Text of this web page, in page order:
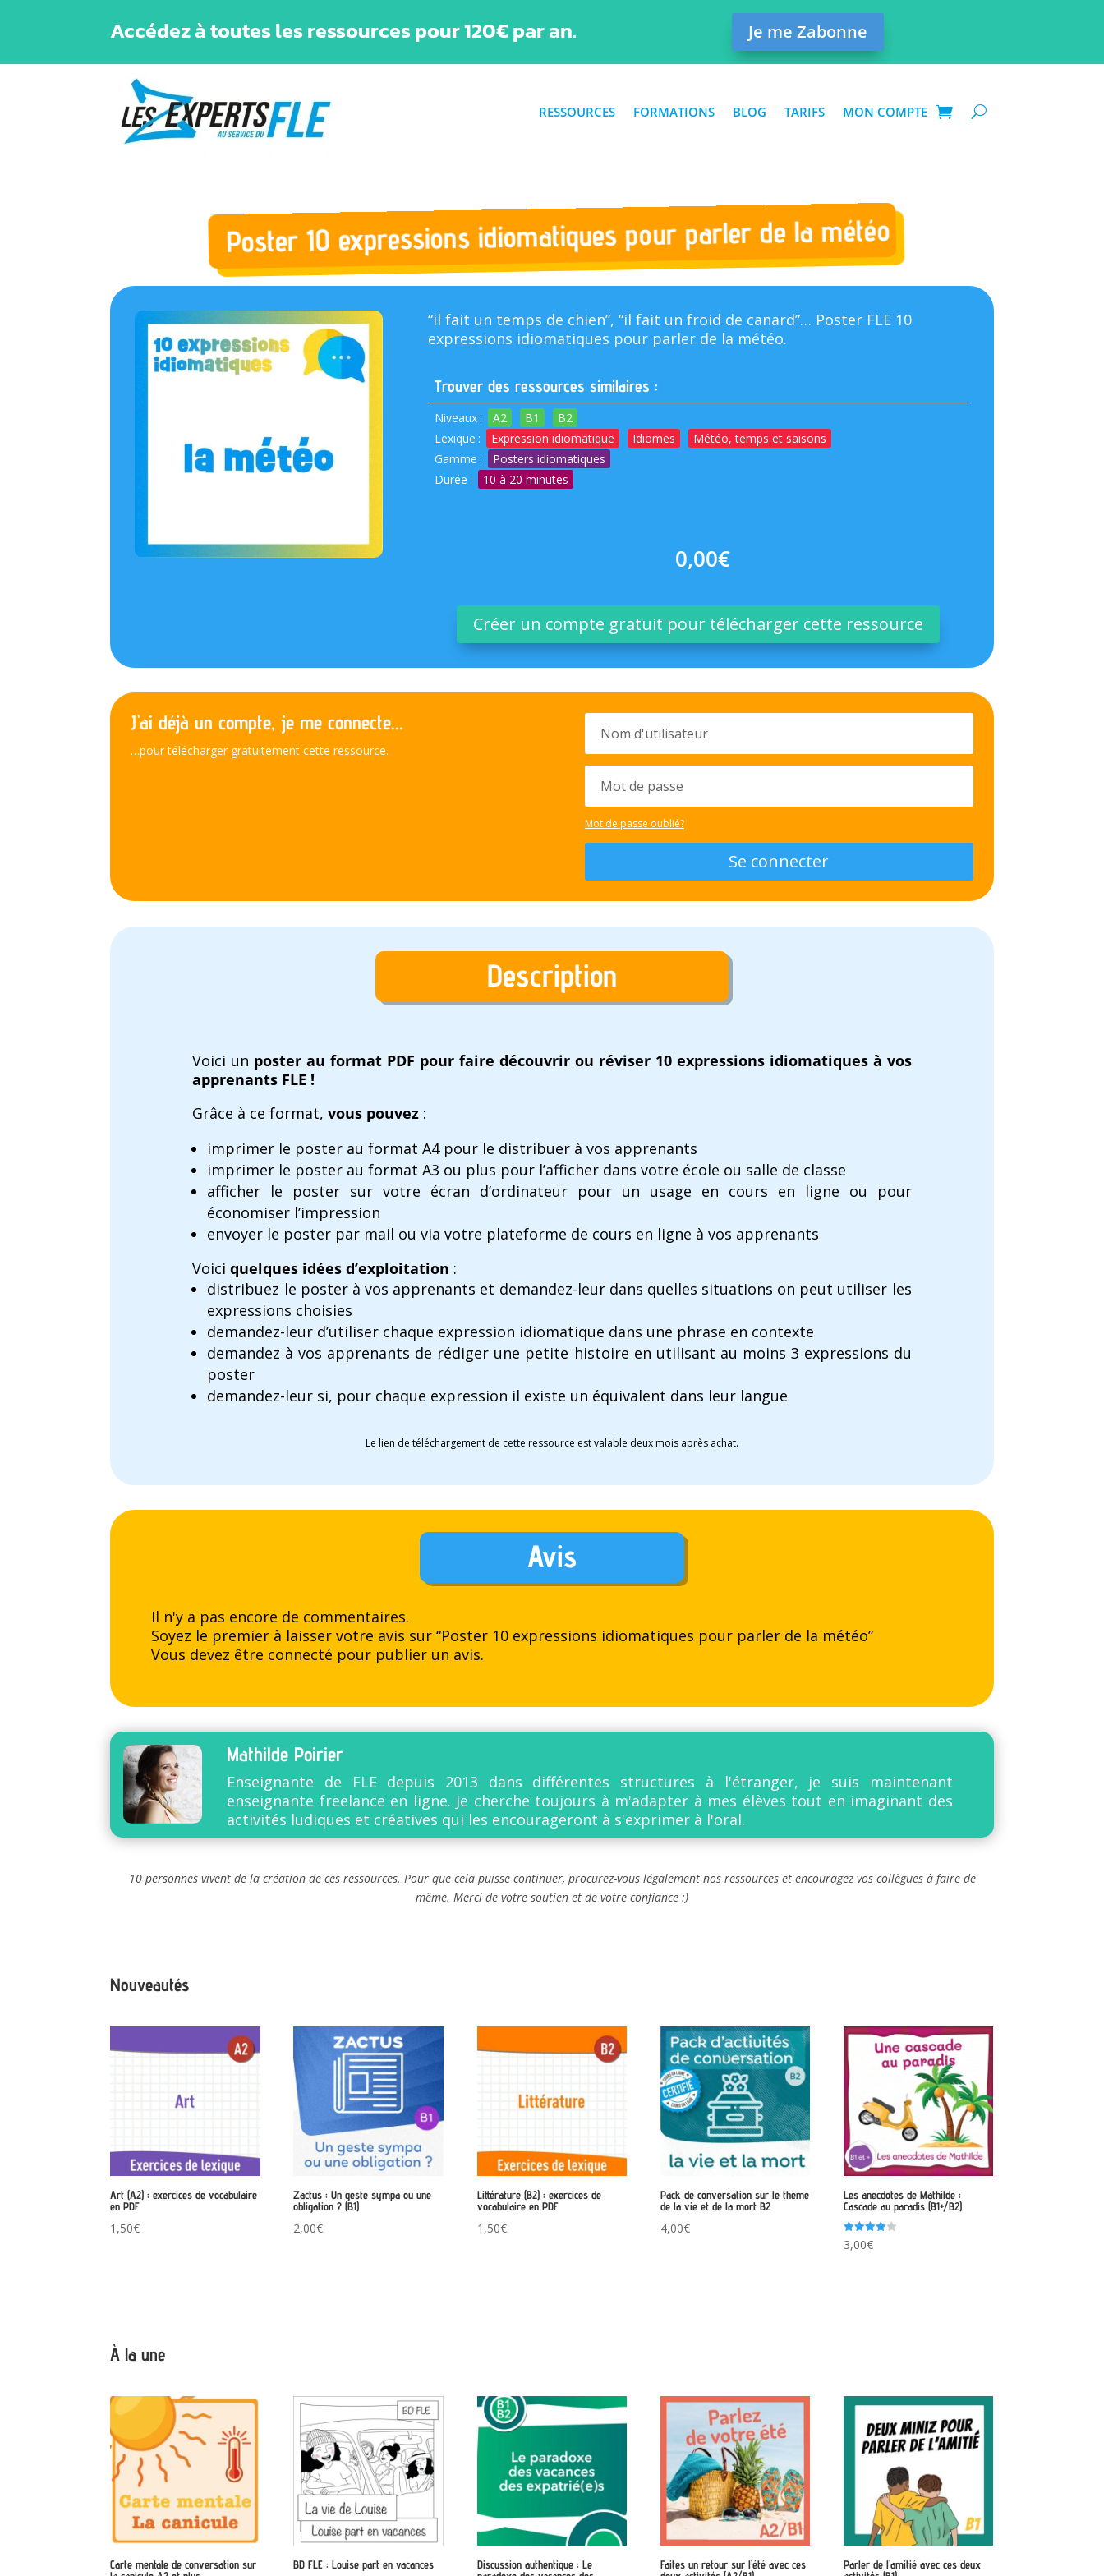
Accédez à toutes les ressources pour 120€ par an. Je me Zabonne
RESSOURCES FORMATIONS BLOG TARIFS MON COMPTE
Poster 10 expressions idiomatiques pour parler de la météo
“il fait un temps de chien”, “il fait un froid de canard”… Poster FLE 10
expressions idiomatiques pour parler de la météo.
Trouver des ressources similaires :
Niveaux : A2 B1
B2
Lexique : Expression idiomatique Idiomes
Météo, temps et saisons
Gamme :
Posters idiomatiques
Durée : 10 à 20 minutes
0,00€
Créer un compte gratuit pour télécharger cette ressource
J'ai déjà un compte, je me connecte...
…pour télécharger gratuitement cette ressource.
Mot de passe oublié?
Se connecter
Description
Voici un poster au format PDF pour faire découvrir ou réviser 10 expressions idiomatiques à vos
apprenants FLE !
Grâce à ce format,vous pouvez :
imprimer le poster au format A4 pour le distribuer à vos apprenants
imprimer le poster au format A3 ou plus pour l’afficher dans votre école ou salle de classe
afficher le poster sur votre écran d’ordinateur pour un usage en cours en ligne ou pour
économiser l’impression
envoyer le poster par mail ou via votre plateforme de cours en ligne à vos apprenants
Voiciquelques idées d’exploitation :
distribuez le poster à vos apprenants et demandez-leur dans quelles situations on peut utiliser les
expressions choisies
demandez-leur d’utiliser chaque expression idiomatique dans une phrase en contexte
demandez à vos apprenants de rédiger une petite histoire en utilisant au moins 3 expressions du
poster
demandez-leur si, pour chaque expression il existe un équivalent dans leur langue
Le lien de téléchargement de cette ressource est valable deux mois après achat.
Avis
Il n'y a pas encore de commentaires.
Soyez le premier à laisser votre avis sur “Poster 10 expressions idiomatiques pour parler de la météo”
Vous devez être connecté pour publier un avis.
Mathilde Poirier
Enseignante de FLE depuis 2013 dans différentes structures à l'étranger, je suis maintenant
enseignante freelance en ligne. Je cherche toujours à m'adapter à mes élèves tout en imaginant des
activités ludiques et créatives qui les encourageront à s'exprimer à l'oral.
10 personnes vivent de la création de ces ressources. Pour que cela puisse continuer, procurez-vous légalement nos ressources et encouragez vos collègues à faire de
même. Merci de votre soutien et de votre confiance :)
Nouveautés
Art (A2) : exercices de vocabulaire
en PDF
1,50€
Zactus : Un geste sympa ou une
obligation ? (B1)
2,00€
Littérature (B2) : exercices de
vocabulaire en PDF
1,50€
Pack de conversation sur le thème
de la vie et de la mort B2
4,00€
Les anecdotes de Mathilde :
Cascade au paradis (B1+/B2)
Note
4.00
3,00€
À la une
Carte mentale de conversation sur
BD FLE : Louise part en vacances
Discussion authentique : Le
Faites un retour sur l’été avec ces
Parler de l’amitié avec ces deux